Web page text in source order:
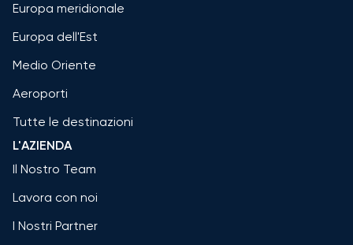
Europa meridionale
Europa dell'Est
Medio Oriente
Aeroporti
Tutte le destinazioni
L'AZIENDA
Il Nostro Team
Lavora con noi
I Nostri Partner